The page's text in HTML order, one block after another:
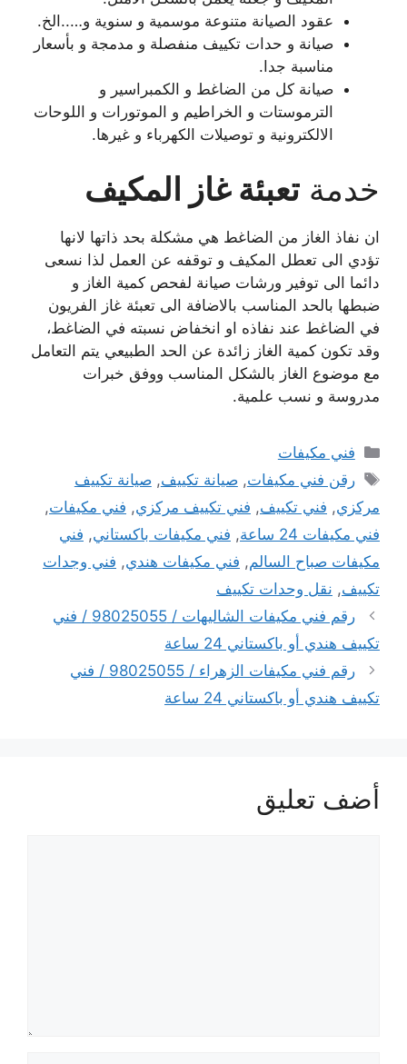
عقود الصيانة متنوعة موسمية و سنوية و…..الخ.
صيانة و حدات تكييف منفصلة و مدمجة و بأسعار
مناسبة جدا.
صيانة كل من الضاغط و الكمبراسير و
الترموستات و الخراطيم و الموتورات و اللوحات
الالكترونية و توصيلات الكهرباء و غيرها.
خدمة تعبئة غاز المكيف
ان نفاذ الغاز من الضاغط هي مشكلة بحد ذاتها لانها
تؤدي الى تعطل المكيف و توقفه عن العمل لذا نسعى
دائما الى توفير ورشات صيانة لفحص كمية الغاز و
ضبطها بالحد المناسب بالاضافة الى تعبئة غاز الفريون
في الضاغط عند نفاذه او انخفاض نسبته في الضاغط،
وقد تكون كمية الغاز زائدة عن الحد الطبيعي يتم التعامل
مع موضوع الغاز بالشكل المناسب ووفق خبرات
مدروسة و نسب علمية.
التصنيفات
فني مكيفات
الوسوم
رقن فني مكيفات,صيانة تكييف,صيانة تكييف
مركزي, فني تكييف, فني تكييف مركزي, فني مكيفات,
فني مكيفات 24 ساعة
, فني مكيفات باكستاني, فني
مكيفات صباح السالم, فني مكيفات هندي, فني وجدات
تكييف, نقل وحدات تكييف
رقم فني مكيفات الشاليهات / 98025055 / فني
تكييف هندي أو باكستاني 24 ساعة
رقم فني مكيفات الزهراء / 98025055 / فني
تكييف هندي أو باكستاني 24 ساعة
أضف تعليق